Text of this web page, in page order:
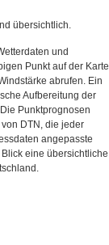
übersichtlich.
und
Punkt auf der Karte
abrufen. Ein
Aufbereitung der
Punktprognosen
DTN, die jeder
angepasste
eine übersichtliche